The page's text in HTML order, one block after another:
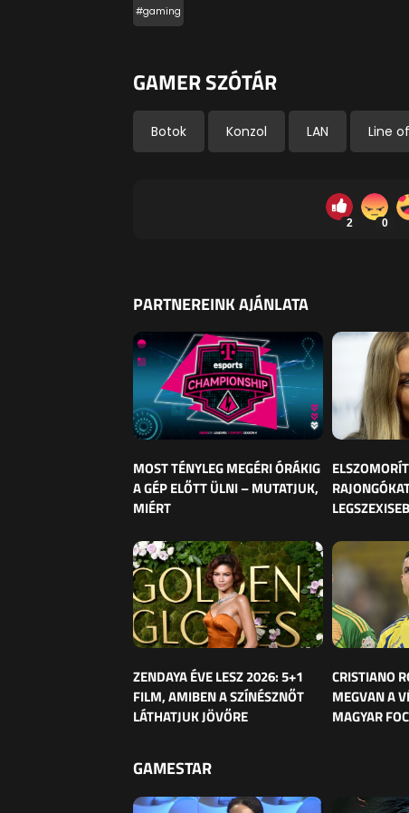
#gaming
GAMER SZÓTÁR
Botok Konzol LAN Line
2 0
PARTNEREINK AJÁNLATA
MOST TÉNYLEG MEGÉRI ÓRÁKIG
A GÉP ELŐTT ÜLNI – MUTATJUK,
MIÉRT
ZENDAYA ÉVE LESZ 2026: 5+1
FILM, AMIBEN A SZÍNÉSZNŐT
LÁTHATJUK JÖVŐRE
CRISTIANO
MEGVAN A
MAGYAR
GAMESTAR